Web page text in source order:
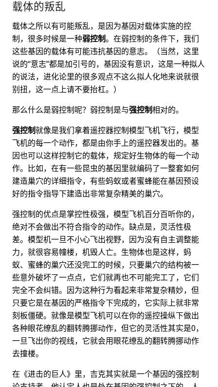
载体的叛乱
载体之所以有可能叛乱，是因为基因对载体实施的控
制，很多时候是一种弱控制。在弱控制的条件下，我们
这些基因的载体有可能违抗基因的意志。（当然，这里
说的“意志”都是加引号的，基因没有意识，这是一种拟人
的说法，进化论里的很多观点不这么拟人化地来说就很
别扭，这一点上请不要抬杠。）
那么什么是弱控制呢？弱控制是与强控制相对的。
强控制就像是我们拿着遥控器控制模型飞机飞行，模型
飞机的每一个动作，都是由你手上的遥控器发出的。基
因也可以这样控制它的载体，规定好生物体的每一个动
作。比如，在有一些昆虫的基因里就编码了一整套如何
建造巢穴的详细指令，有些蚂蚁或者蜜蜂能在基因预设
好的指令指导下建造出非常复杂精美的巢穴。
强控制的优点是掌控性极强，模型飞机百分百听你的，
绝对不会做出不符合指令的动作。缺点是，灵活性极
差。模型机一旦不小心飞出视野，因为没有自主调整能
力，就很容易幢楼，机毁人亡。生物体也是这样，蚂
蚁、蜜蜂的巢穴还没完工的时候，只要巢穴的结构被一
些意外破坏了一点点，它们就再也不可能完工了，它们
完全不会纠错。因为这种行为看起来非常复杂精妙，但
只要它是在基因的严格指令下完成的，它实际上就非常
刻板僵硬。就像是模型飞机可以在你的遥控操纵下做出
各种眼花缭乱的翻转腾挪动作，但它的灵活性其实是0，
一旦飞出你的视线，它就会用眼花缭乱的翻转腾挪动作
去撞楼。
在《进击的巨人》里，吉克其实就是一个基因的强控制